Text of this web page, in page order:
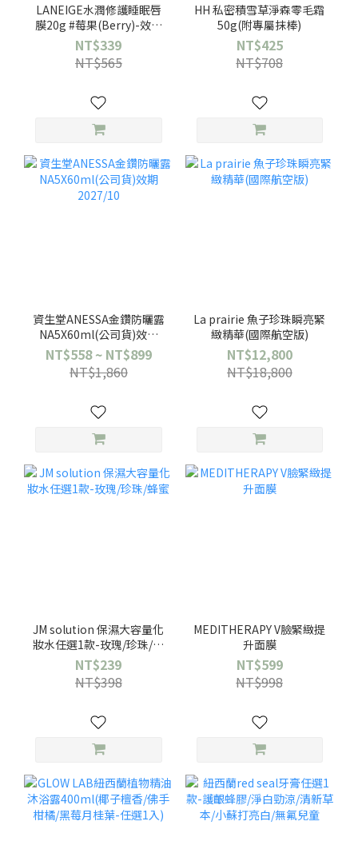
LANEIGE水潤修護睡眠唇
膜20g #莓果(Berry)-效期
2027/05
NT$339
NT$565
HH 私密積雪草淨森零毛霜
50g(附專屬抹棒)
NT$425
NT$708
資生堂ANESSA金鑽防曬露
NA5X60ml(公司貨)效期
2027/10
NT$558 ~ NT$899
NT$1,860
La prairie 魚子珍珠瞬亮緊
緻精華(國際航空版)
NT$12,800
NT$18,800
JM solution 保濕大容量化
妝水任選1款-玫瑰/珍珠/蜂
蜜
NT$239
NT$398
MEDITHERAPY V臉緊緻提
升面膜
NT$599
NT$998